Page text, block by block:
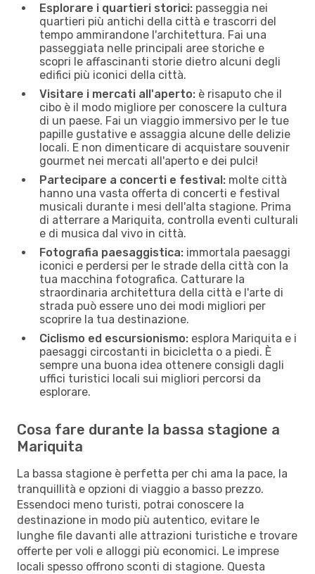
Esplorare i quartieri storici: passeggia nei
quartieri più antichi della città e trascorri del
tempo ammirandone l'architettura. Fai una
passeggiata nelle principali aree storiche e
scopri le affascinanti storie dietro alcuni degli
edifici più iconici della città.
Visitare i mercati all'aperto: è risaputo che il
cibo è il modo migliore per conoscere la cultura
di un paese. Fai un viaggio immersivo per le tue
papille gustative e assaggia alcune delle delizie
locali. E non dimenticare di acquistare souvenir
gourmet nei mercati all'aperto e dei pulci!
Partecipare a concerti e festival: molte città
hanno una vasta offerta di concerti e festival
musicali durante i mesi dell'alta stagione. Prima
di atterrare a Mariquita, controlla eventi culturali
e di musica dal vivo in città.
Fotografia paesaggistica: immortala paesaggi
iconici e perdersi per le strade della città con la
tua macchina fotografica. Catturare la
straordinaria architettura della città e l'arte di
strada può essere uno dei modi migliori per
scoprire la tua destinazione.
Ciclismo ed escursionismo: esplora Mariquita e i
paesaggi circostanti in bicicletta o a piedi. È
sempre una buona idea ottenere consigli dagli
uffici turistici locali sui migliori percorsi da
esplorare.
Cosa fare durante la bassa stagione a
Mariquita
La bassa stagione è perfetta per chi ama la pace, la
tranquillità e opzioni di viaggio a basso prezzo.
Essendoci meno turisti, potrai conoscere la
destinazione in modo più autentico, evitare le
lunghe file davanti alle attrazioni turistiche e trovare
offerte per voli e alloggi più economici. Le imprese
locali spesso offrono sconti di stagione. Questa